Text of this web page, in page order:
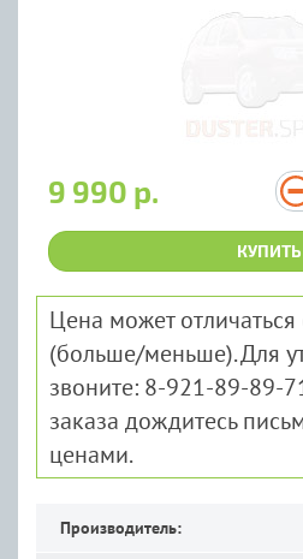
9 990 р.
КУПИТЬ
Цена может отличаться
(больше/меньше). Для
звоните: 8-921-89-89-
заказа дождитесь
ценами.
Производитель: